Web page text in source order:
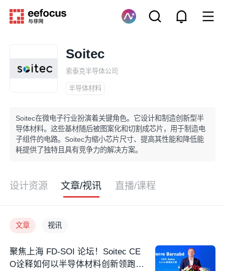
Soitec
索泰克半导体公司
半导体材料
Soitec在微电子行业扮演着关键角色。它设计和制造创新型半
导体材料。这些基材随后被图案化和切割成芯片，用于制造电
子组件的电路。Soitec为缩小芯片尺寸、提高其性能和降低能
耗提供了独特且具有竞争力的解决方案。
设计资源 文章/视讯 直播/课程
文章 视讯
聚焦上海 FD-SOI 论坛！Soitec CE
O诠释如何以半导体材料创新领跑未